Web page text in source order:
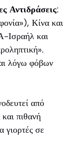
Αντιδράσεις:
Κίνα και
Ισραήλ και
λόγω φόβων
από
πιθανή
γιορτές σε